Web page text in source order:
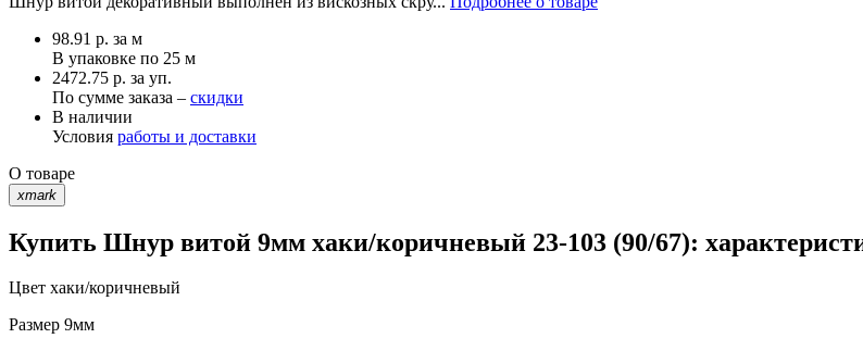
98.91 р. за м
В упаковке по 25 м
2472.75 р. за уп.
По сумме заказа – скидки
В наличии
Условия работы и доставки
О товаре
xmark
Купить Шнур витой 9мм хаки/коричневый 23-103 (90/67):
Цвет хаки/коричневый
Размер 9мм